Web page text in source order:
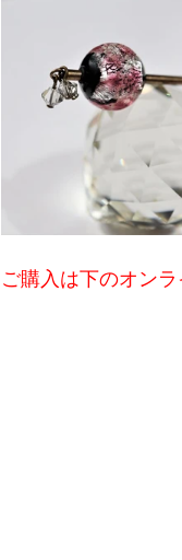
ご購入は下のオン